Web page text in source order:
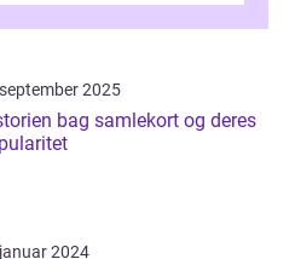
2025
bag samlekort og deres
2024